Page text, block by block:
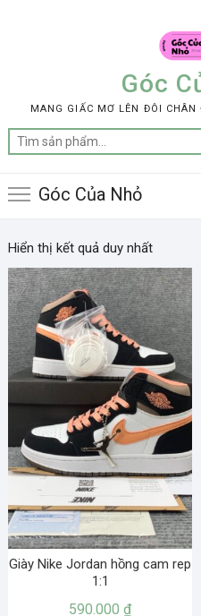
Góc
MANG GIẤC MƠ LÊN ĐÔI
Góc Của Nhỏ
Hiển thị kết quả duy nhất
Giày Nike Jordan hồng cam rep
1:1
590.000₫